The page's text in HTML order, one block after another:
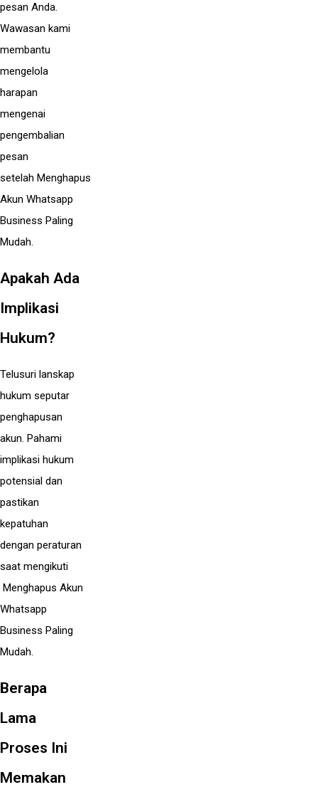
pesan Anda.
Wawasan kami
membantu
mengelola
harapan
mengenai
pengembalian
pesan
setelah Menghapus
Akun Whatsapp
Business Paling
Mudah.
Apakah Ada
Implikasi
Hukum?
Telusuri lanskap
hukum seputar
penghapusan
akun. Pahami
implikasi hukum
potensial dan
pastikan
kepatuhan
dengan peraturan
saat mengikuti
Menghapus Akun
Whatsapp
Business Paling
Mudah.
Berapa
Lama
Proses Ini
Memakan